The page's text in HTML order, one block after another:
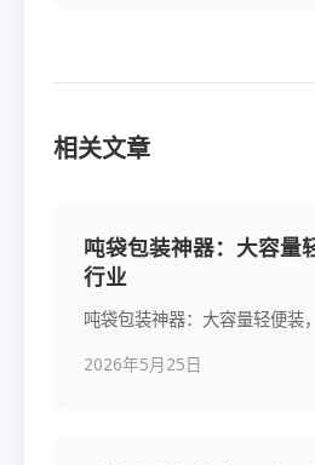
相关文章
吨袋包装神器：大容量
行业
吨袋包装神器：大容量轻便装
2026年5月25日